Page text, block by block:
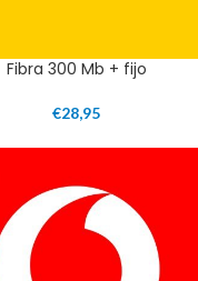
Fibra 300 Mb + fijo
€28,95